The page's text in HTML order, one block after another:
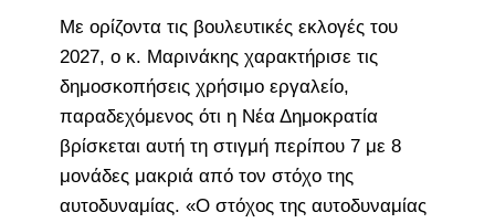
Με ορίζοντα τις βουλευτικές εκλογές του
2027, ο κ. Μαρινάκης χαρακτήρισε τις
δημοσκοπήσεις χρήσιμο εργαλείο,
παραδεχόμενος ότι η Νέα Δημοκρατία
βρίσκεται αυτή τη στιγμή περίπου 7 με 8
μονάδες μακριά από τον στόχο της
αυτοδυναμίας. «Ο στόχος της αυτοδυναμίας